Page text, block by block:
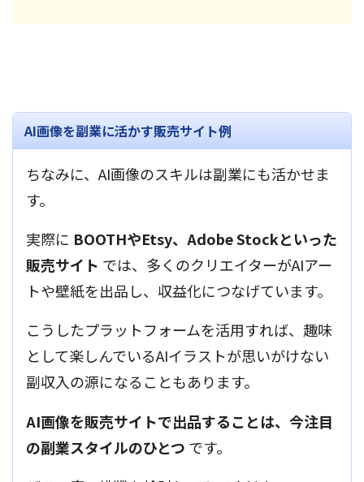
AI画像を副業に活かす販売サイト例
ちなみに、AI画像のスキルは副業にも活かせま
す。
実際に BOOTHやEtsy、Adobe Stockといった
販売サイト では、多くのクリエイターがAIアー
トや壁紙を出品し、収益化につなげています。
こうしたプラットフォームを活用すれば、趣味
として楽しんでいるAIイラストが思いがけない
副収入の源になることもあります。
AI画像を販売サイトで出品することは、今注目
の副業スタイルのひとつ です。